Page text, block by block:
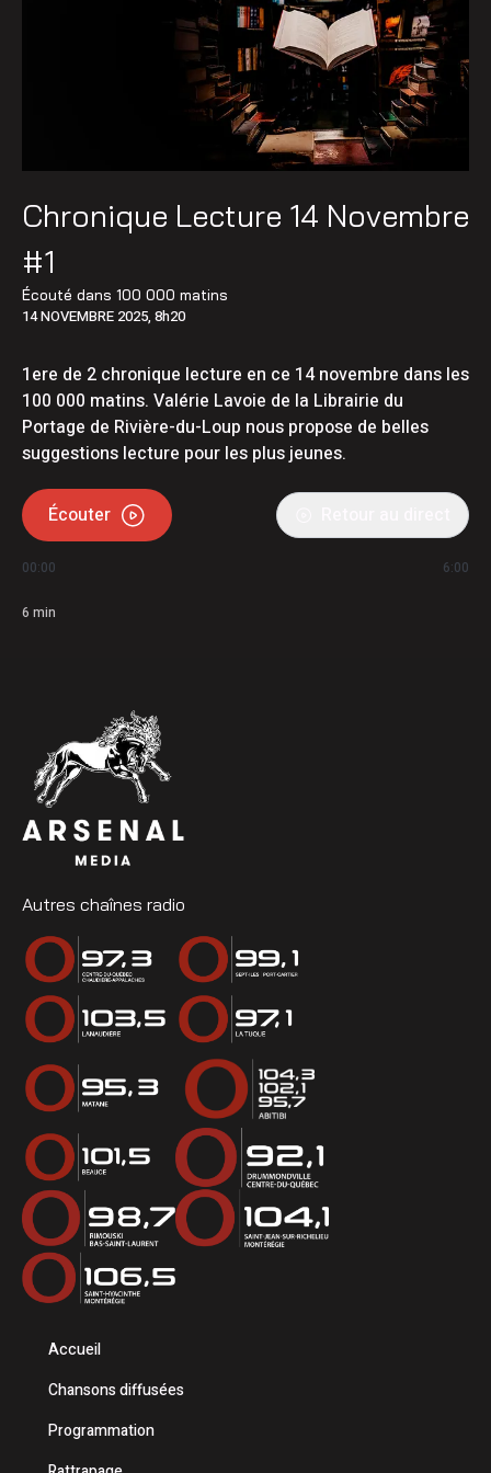
Chronique Lecture 14 Novembre
#1
Écouté dans 100 000 matins
14 NOVEMBRE 2025, 8h20
1ere de 2 chronique lecture en ce 14 novembre dans les
100 000 matins. Valérie Lavoie de la Librairie du
Portage de Rivière-du-Loup nous propose de belles
suggestions lecture pour les plus jeunes.
Écouter
00:00 6:00
6 min
Autres chaînes radio
Accueil
Chansons diffusées
Programmation